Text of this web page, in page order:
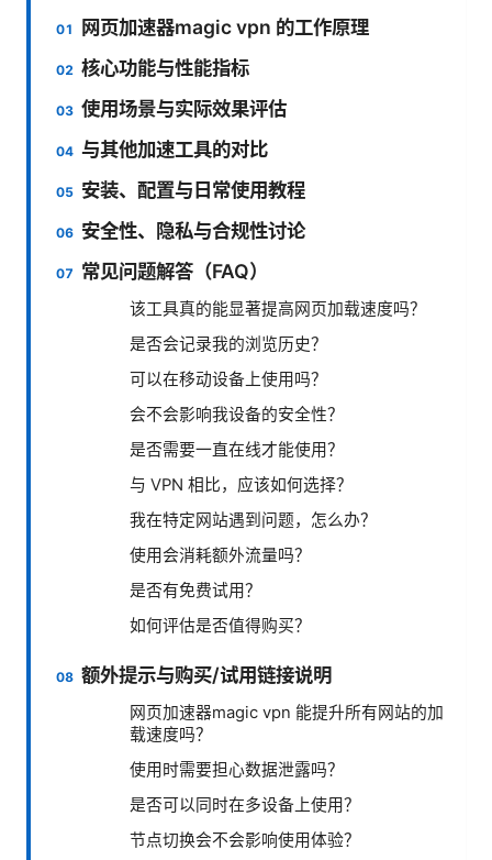
网页加速器magic vpn 的工作原理
核心功能与性能指标
使用场景与实际效果评估
与其他加速工具的对比
安装、配置与日常使用教程
安全性、隐私与合规性讨论
常见问题解答（FAQ）
该工具真的能显著提高网页加载速度吗？
是否会记录我的浏览历史？
可以在移动设备上使用吗？
会不会影响我设备的安全性？
是否需要一直在线才能使用？
与 VPN 相比，应该如何选择？
我在特定网站遇到问题，怎么办？
使用会消耗额外流量吗？
是否有免费试用？
如何评估是否值得购买？
额外提示与购买/试用链接说明
网页加速器magic vpn 能提升所有网站的加
载速度吗？
使用时需要担心数据泄露吗？
是否可以同时在多设备上使用？
节点切换会不会影响使用体验？